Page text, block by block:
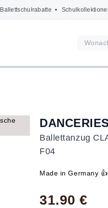
Ballettschulrabatte •
DANCERIES
Ballettanzug
F04
Made in Germany 👍
31.90 €